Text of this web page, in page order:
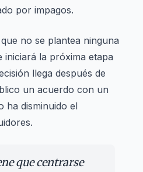
por impagos.
no se plantea ninguna
la próxima etapa
llega después de
un acuerdo con un
ha disminuido el
que centrarse